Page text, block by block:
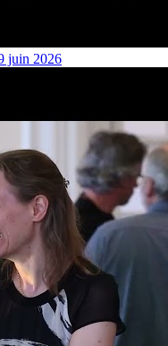
juin 2026